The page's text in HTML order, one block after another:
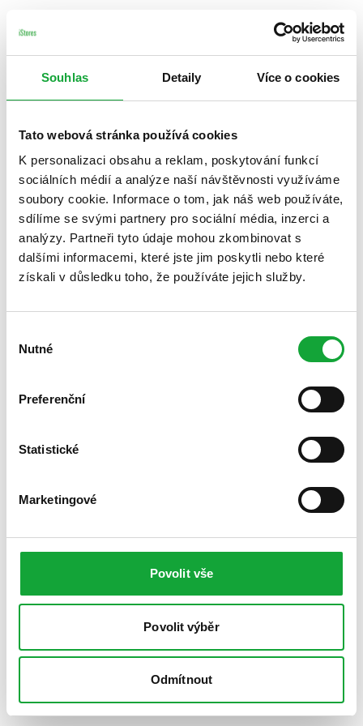
Souhlas Detaily Více o cookies
Tato webová stránka používá cookies
K personalizaci obsahu a reklam, poskytování funkcí
sociálních médií a analýze naší návštěvnosti využíváme
soubory cookie. Informace o tom, jak náš web používáte,
sdílíme se svými partnery pro sociální média, inzerci a
analýzy. Partneři tyto údaje mohou zkombinovat s
dalšími informacemi, které jste jim poskytli nebo které
získali v důsledku toho, že používáte jejich služby.
souhlasu
Nutné
Preferenční
Statistické
Marketingové
Povolit vše
Povolit výběr
Odmítnout